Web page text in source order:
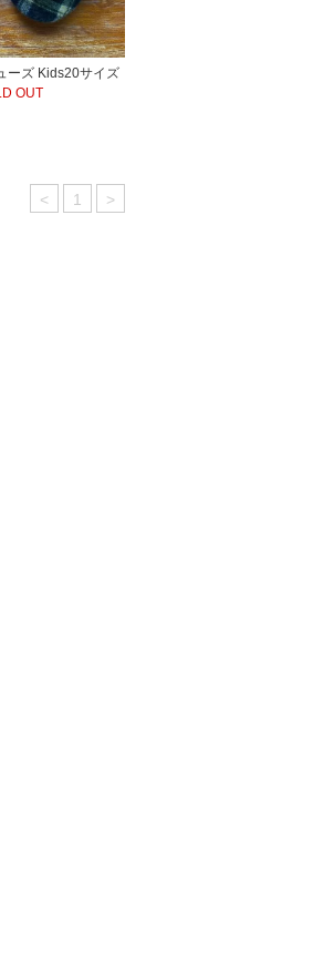
ーズ Kids20サイズ
OUT
< 1 >